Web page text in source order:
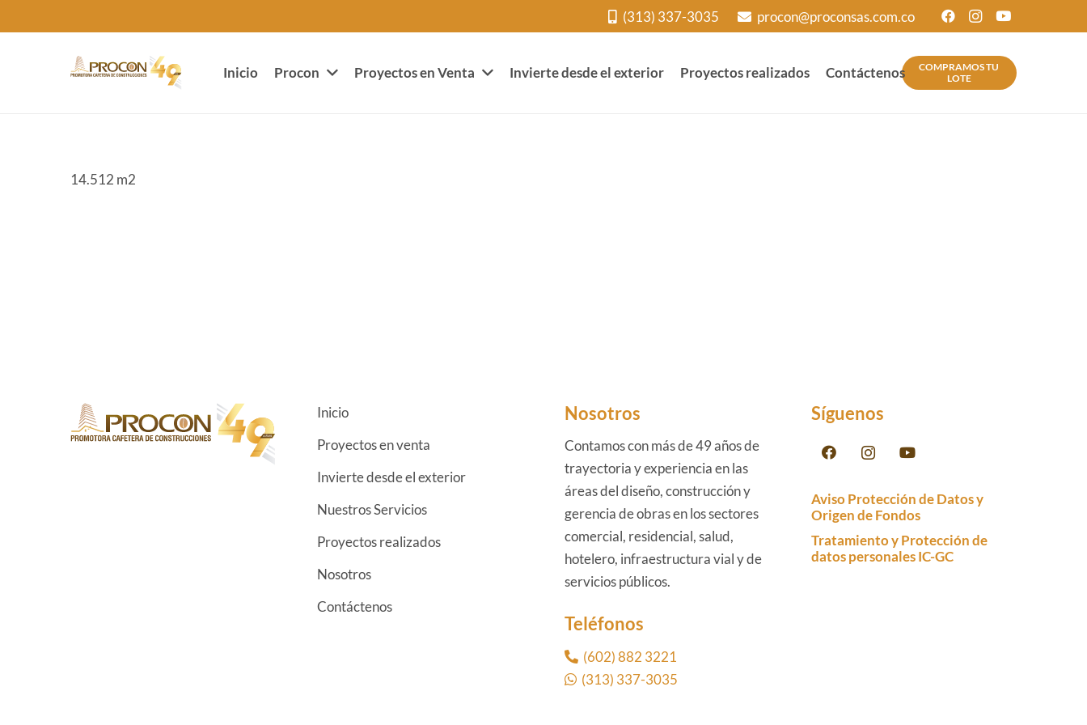
(313) 337-3035 procon@proconsas.com.co
Inicio Procon Proyectos en Venta Invierte desde el exterior Proyectos realizados Contáctenos
COMPRAMOS TU
LOTE
14.512 m2
Inicio
Proyectos en venta
Invierte desde el exterior
Nuestros Servicios
Proyectos realizados
Nosotros
Contáctenos
Nosotros
Contamos con más de 49 años de
trayectoria y experiencia en las
áreas del diseño, construcción y
gerencia de obras en los sectores
comercial, residencial, salud,
hotelero, infraestructura vial y de
servicios públicos.
Teléfonos
(602) 882 3221
(313) 337-3035
Síguenos
Aviso Protección de Datos y
Origen de Fondos
Tratamiento y Protección de
datos personales IC-GC